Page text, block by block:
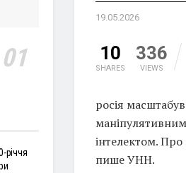
19.05.2026
10
SHARES
336
VIEWS
росія
інтелектом.
пише УНН.
річчя